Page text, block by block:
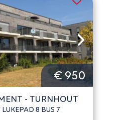
€ 950
- TURNHOUT
LUKEPAD 8 BUS 7